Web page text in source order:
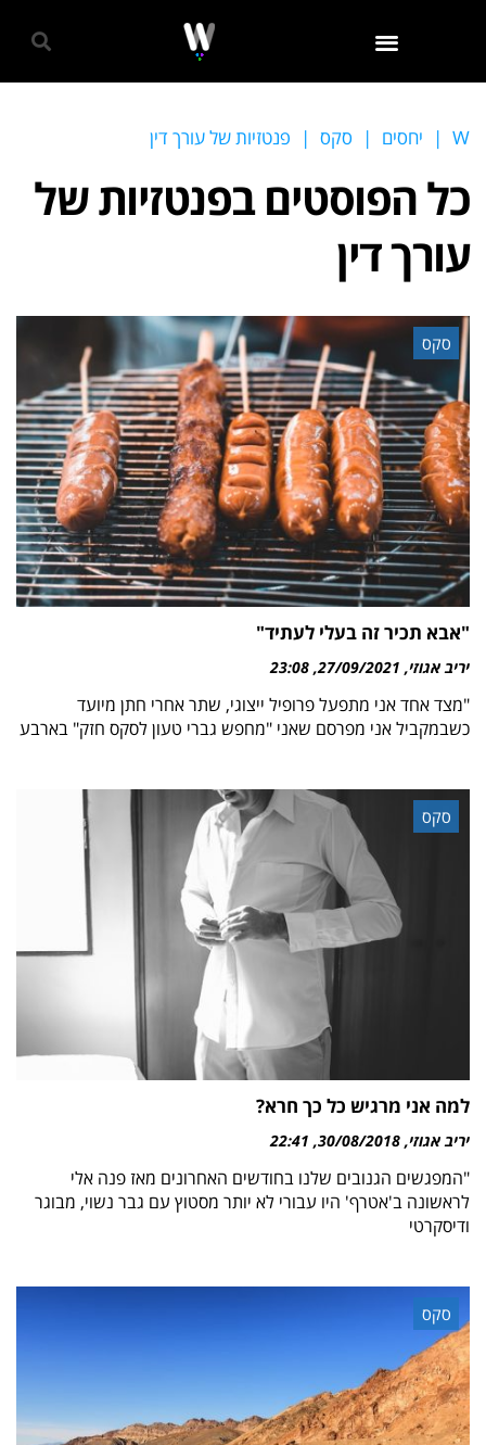
W
| יחסים | סקס | פנטזיות של עורך דין
כל הפוסטים בפנטזיות של
עורך דין
סקס
"אבא תכיר זה בעלי לעתיד"
יריב אגוזי 27/09/2021
23:08
"מצד אחד אני מתפעל פרופיל ייצוגי, שתר אחרי חתן מיועד
כשבמקביל אני מפרסם שאני "מחפש גברי טעון לסקס חזק" בארבע
סקס
למה אני מרגיש כל כך חרא?
יריב אגוזי 30/08/2018
22:41
"המפגשים הגנובים שלנו בחודשים האחרונים מאז פנה אלי
לראשונה ב'אטרף' היו עבורי לא יותר מסטוץ עם גבר נשוי, מבוגר
ודיסקרטי
סקס